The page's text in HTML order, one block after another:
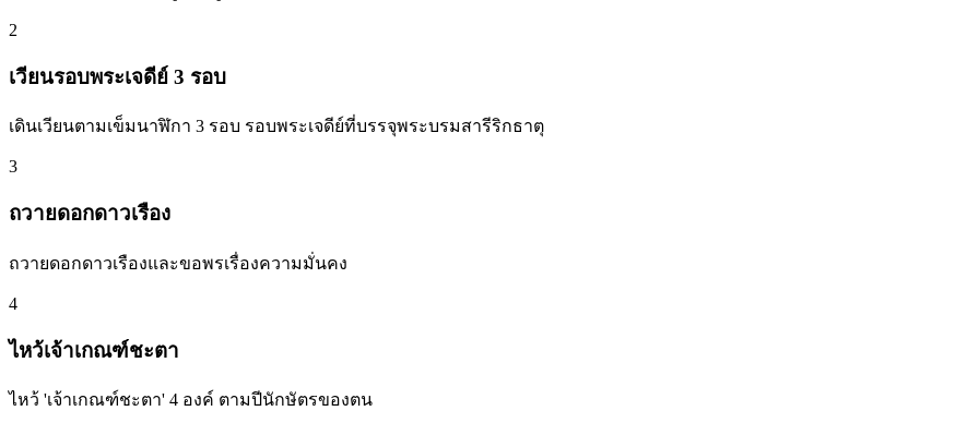
2
เวียนรอบพระเจดีย์ 3 รอบ
เดินเวียนตามเข็มนาฬิกา 3 รอบ รอบพระเจดีย์ที่บรรจุพระบรมสารีริกธาตุ
3
ถวายดอกดาวเรือง
ถวายดอกดาวเรืองและขอพรเรื่องความมั่นคง
4
ไหว้เจ้าเกณฑ์ชะตา
ไหว้ 'เจ้าเกณฑ์ชะตา' 4 องค์ ตามปีนักษัตรของตน